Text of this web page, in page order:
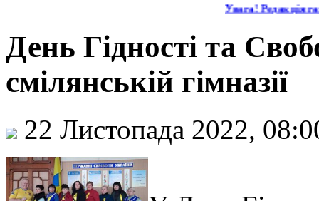
Увага! Редакція
День Гідності та
смілянській гімназії
22 Листопада 2022,